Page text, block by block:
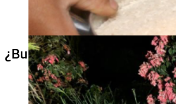
¿Bus bomba rumbo a Cali?